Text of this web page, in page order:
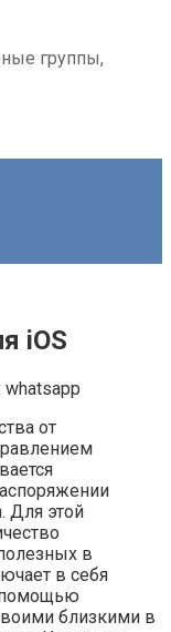
группы,
iOS
whatsapp
от
Для этой
в
в себя
помощью
близкими в